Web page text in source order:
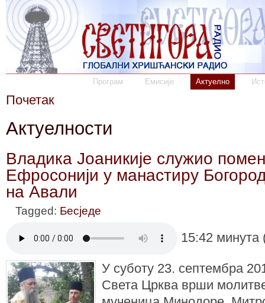
Програм Емисије Актуелно
Почетак
Актуелности
Владика Јоаникије служио
Ефросонији у манастиру
на Авали
Tagged: Бесједе
15:42
У суботу 23. септембра
Света Црква врши